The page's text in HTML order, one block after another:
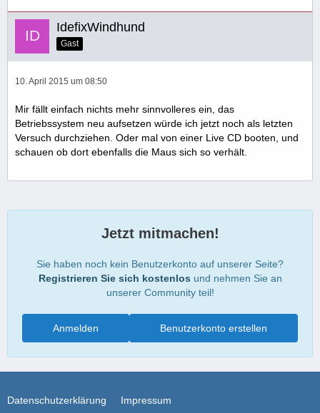
IdefixWindhund
Gast
10. April 2015 um 08:50
Mir fällt einfach nichts mehr sinnvolleres ein, das
Betriebssystem neu aufsetzen würde ich jetzt noch als letzten
Versuch durchziehen. Oder mal von einer Live CD booten, und
schauen ob dort ebenfalls die Maus sich so verhält.
Jetzt mitmachen!
Sie haben noch kein Benutzerkonto auf unserer Seite?
Registrieren Sie sich kostenlos und nehmen Sie an
unserer Community teil!
Benutzerkonto erstellen
Anmelden
Datenschutzerklärung Impressum